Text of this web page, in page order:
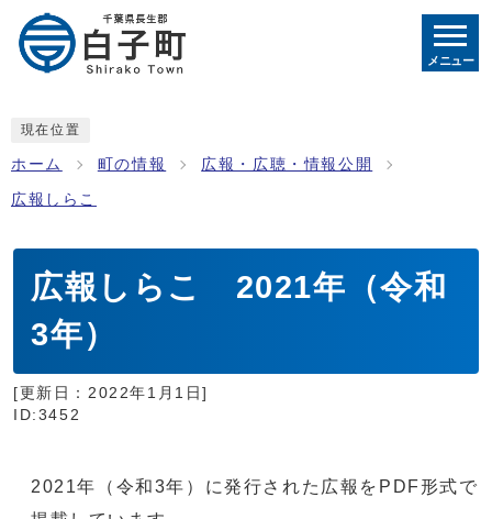
メニュー
現在位置
ホーム 町の情報 広報・広聴・情報公開
広報しらこ
広報しらこ 2021年（令和
3年）
[更新日： 2022年1月1日]
ID:3452
2021年（令和3年）に発行された広報をPDF形式で